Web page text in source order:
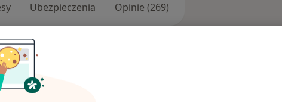
Ubezpieczenia Opinie (269)
II stopnia z chirurgii
brzusznej ze szczególnym